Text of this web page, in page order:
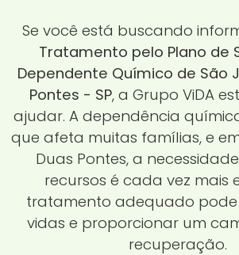
Se você está buscando
Tratamento pelo Plano de
Dependente Químico de São
Pontes - SP, a Grupo ViDA
ajudar. A dependência
que afeta muitas famílias, e
Duas Pontes, a
recursos é cada vez mais
tratamento adequado
vidas e proporcionar um
recuperação.